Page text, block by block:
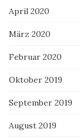
April 2020
März 2020
Februar 2020
Oktober 2019
September 2019
August 2019